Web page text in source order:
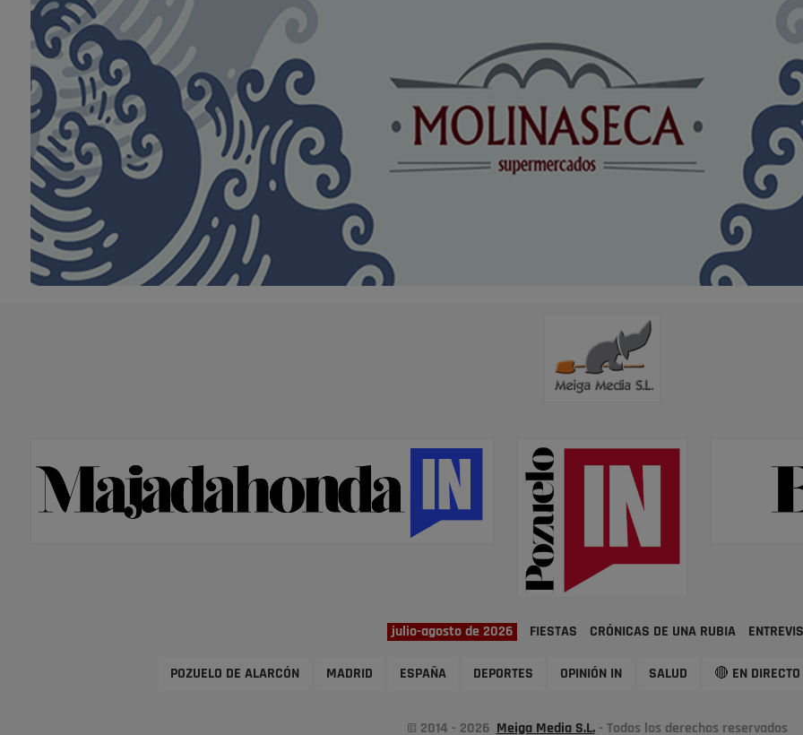
julio-agosto de 2026 FIESTAS CRÓNICAS DE UNA RUBIA
POZUELO DE ALARCÓN MADRID ESPAÑA DEPORTES OPINIÓN IN SALUD 🔴 EN DIRECTO
© 2014 - 2026 Meiga Media S.L.- Todos los derechos reservados